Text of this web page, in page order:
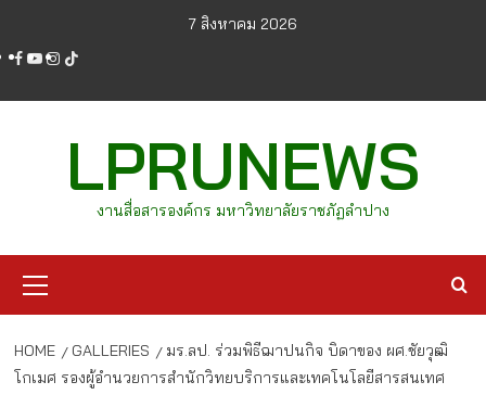
content
7 สิงหาคม 2026
facebook
youtube
instagram
tiktok
LPRUNEWS
งานสื่อสารองค์กร มหาวิทยาลัยราชภัฏลำปาง
Menu
HOME GALLERIES
มร.ลป. ร่วมพิธีฌาปนกิจ บิดาของ ผศ.ชัยวุฒิ
โกเมศ รองผู้อำนวยการสำนักวิทยบริการและเทคโนโลยีสารสนเทศ